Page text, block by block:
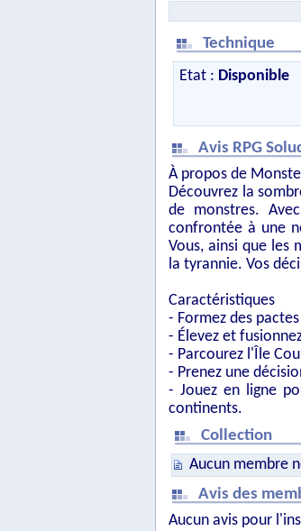
Technique
Etat : Disponible
Avis RPG
À propos de
Découvrez la
de monstres.
confrontée à une
Vous, ainsi que les
la tyrannie. Vos
Caractéristiques
- Formez des
- Élevez et
- Parcourez l'Île
- Prenez une
- Jouez en ligne
continents.
Collection
Aucun membre
Avis des
Aucun avis pour